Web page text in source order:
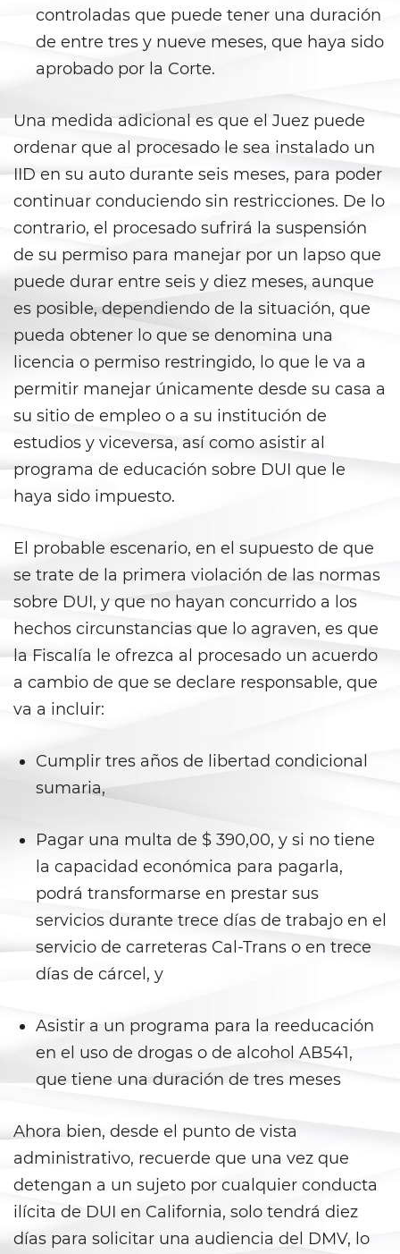
Proyecto de Ley del Senado SB
439
Sello de Registros Juveniles
Tribunal de Delincuencia
Juvenil
Tutela de los Tribunales
Delitos Sexuales
Actos Lascivos con un Menor
Agresión Sexual
Conducta Lasciva
Copulación Oral Forzada
Estupro
Exposición Indecente
Molestar a un Niño Menor de 18
Años
Penetración Sexual Forzada
Pornografía Infantil
Violación
Delitos Violentos
Aumento de Sentencia para
Disuadir a un Testigo
Homicidio
Homicidio Involuntario
Homicidio Voluntario
Intento de Asesinato
DUI
Audiencia Administrativa del
DMV
controladas que puede tener una duración
de entre tres y nueve meses, que haya sido
aprobado por la Corte.
Una medida adicional es que el Juez puede
ordenar que al procesado le sea instalado un
IID en su auto durante seis meses, para poder
continuar conduciendo sin restricciones. De lo
contrario, el procesado sufrirá la suspensión
de su permiso para manejar por un lapso que
puede durar entre seis y diez meses, aunque
es posible, dependiendo de la situación, que
pueda obtener lo que se denomina una
licencia o permiso restringido, lo que le va a
permitir manejar únicamente desde su casa a
su sitio de empleo o a su institución de
estudios y viceversa, así como asistir al
programa de educación sobre DUI que le
haya sido impuesto.
El probable escenario, en el supuesto de que
se trate de la primera violación de las normas
sobre DUI, y que no hayan concurrido a los
hechos circunstancias que lo agraven, es que
la Fiscalía le ofrezca al procesado un acuerdo
a cambio de que se declare responsable, que
va a incluir:
Cumplir tres años de libertad condicional
sumaria,
Pagar una multa de $ 390,00, y si no tiene
la capacidad económica para pagarla,
podrá transformarse en prestar sus
servicios durante trece días de trabajo en el
servicio de carreteras Cal-Trans o en trece
días de cárcel, y
Asistir a un programa para la reeducación
en el uso de drogas o de alcohol AB541,
que tiene una duración de tres meses
Ahora bien, desde el punto de vista
administrativo, recuerde que una vez que
detengan a un sujeto por cualquier conducta
ilícita de DUI en California, solo tendrá diez
días para solicitar una audiencia del DMV, lo